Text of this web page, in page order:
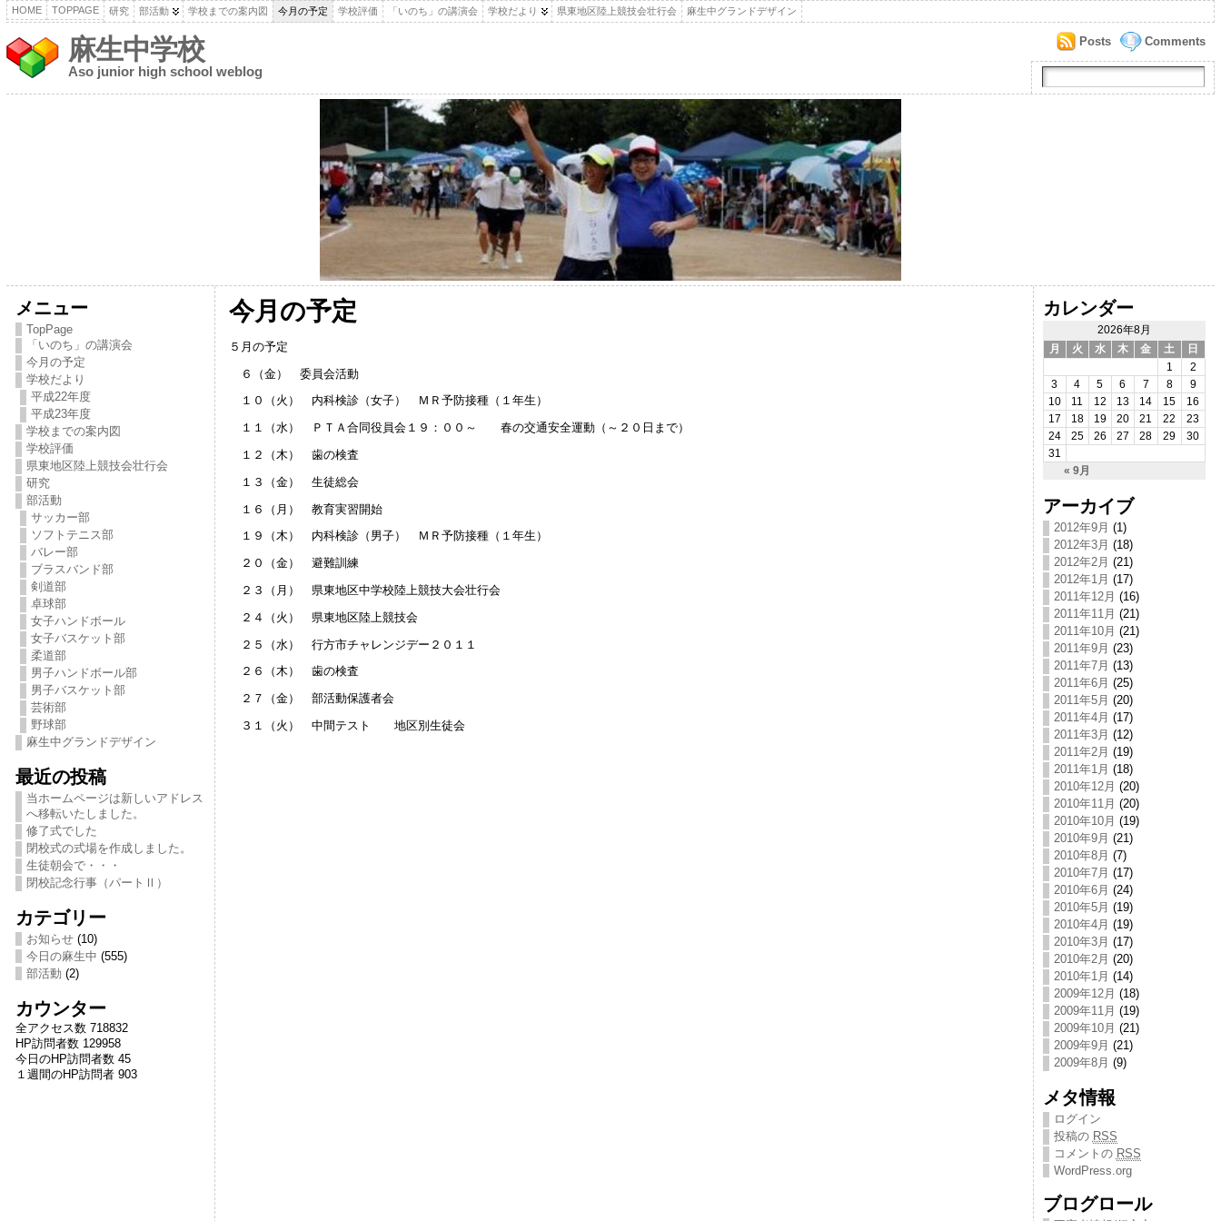
HOME TOPPAGE 研究 部活動 学校までの案内図 今月の予定 学校評価 「いのち」の講演会 学校だより 県東地区陸上競技会壮行会 麻生中グランドデザイン
麻生中学校
Aso junior high school weblog
Comments
Posts
メニュー
TopPage
「いのち」の講演会
今月の予定
学校だより
平成22年度
平成23年度
学校までの案内図
学校評価
県東地区陸上競技会壮行会
研究
部活動
サッカー部
ソフトテニス部
バレー部
ブラスバンド部
剣道部
卓球部
女子ハンドボール
女子バスケット部
柔道部
男子ハンドボール部
男子バスケット部
芸術部
野球部
麻生中グランドデザイン
最近の投稿
当ホームページは新しいアドレス
へ移転いたしました。
修了式でした
閉校式の式場を作成しました。
生徒朝会で・・・
閉校記念行事（パートⅡ）
カテゴリー
お知らせ(10)
今日の麻生中 (555)
部活動 (2)
カウンター
全アクセス数 718832
HP訪問者数 129958
今日のHP訪問者数 45
１週間のHP訪問者 903
今月の予定
５月の予定
６（金） 委員会活動
１０（火） 内科検診（女子） ＭＲ予防接種（１年生）
１１（水） ＰＴＡ合同役員会１９：００～ 春の交通安全運動（～２０日まで）
１２（木） 歯の検査
１３（金） 生徒総会
１６（月） 教育実習開始
１９（木） 内科検診（男子） ＭＲ予防接種（１年生）
２０（金） 避難訓練
２３（月） 県東地区中学校陸上競技大会壮行会
２４（火） 県東地区陸上競技会
２５（水） 行方市チャレンジデー２０１１
２６（木） 歯の検査
２７（金） 部活動保護者会
３１（火） 中間テスト 地区別生徒会
カレンダー
2026年8月
月
火 水 木 金 土 日
« 9月
1
2
3
4 5 6 7 8
9
10
11 12 13 14 15
16
17
18 19 20 21 22
23
24
25 26 27 28 29
30
31
アーカイブ
2012年9月 (1)
2012年3月 (18)
2012年2月 (21)
2012年1月 (17)
2011年12月 (16)
2011年11月 (21)
2011年10月 (21)
2011年9月 (23)
2011年7月 (13)
2011年6月 (25)
2011年5月 (20)
2011年4月 (17)
2011年3月 (12)
2011年2月 (19)
2011年1月 (18)
2010年12月 (20)
2010年11月 (20)
2010年10月 (19)
2010年9月 (21)
2010年8月 (7)
2010年7月 (17)
2010年6月 (24)
2010年5月 (19)
2010年4月 (19)
2010年3月 (17)
2010年2月 (20)
2010年1月 (14)
2009年12月 (18)
2009年11月 (19)
2009年10月 (21)
2009年9月 (21)
2009年8月 (9)
メタ情報
ログイン
投稿の RSS
コメントの RSS
WordPress.org
ブログロール